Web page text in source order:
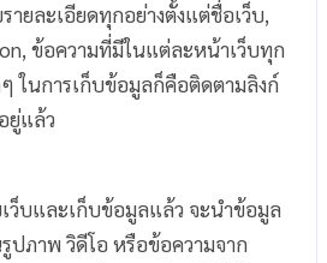
ายละเอียดทุกอย่างตั้งแต่ชื่อเว็บ,
ข้อความที่มีในแต่ละหน้าเว็บทุก
ในการเก็บข้อมูลก็คือติดตามลิงก์
ยู่แล้ว
ว็บและเก็บข้อมูลแล้ว จะนำข้อมูล
ปภาพ วิดีโอ หรือข้อความจาก